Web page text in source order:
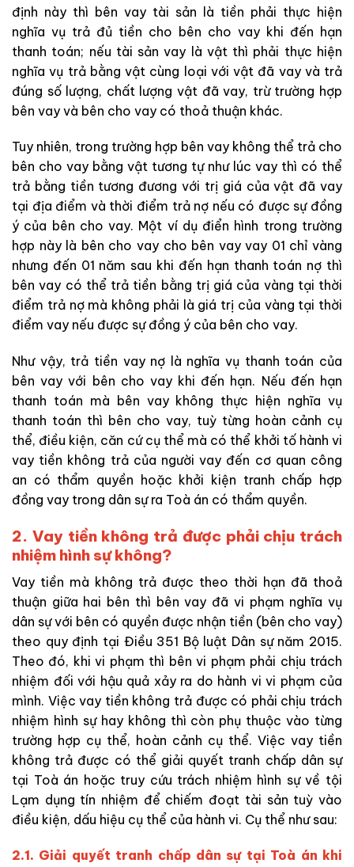
định này thì bên vay tài sản là tiền phải thực hiện
nghĩa vụ trả đủ tiền cho bên cho vay khi đến hạn
thanh toán; nếu tài sản vay là vật thì phải thực hiện
nghĩa vụ trả bằng vật cùng loại với vật đã vay và trả
đúng số lượng, chất lượng vật đã vay, trừ trường hợp
bên vay và bên cho vay có thoả thuận khác.
Tuy nhiên, trong trường hợp bên vay không thể trả cho
bên cho vay bằng vật tương tự như lúc vay thì có thể
trả bằng tiền tương đương với trị giá của vật đã vay
tại địa điểm và thời điểm trả nợ nếu có được sự đồng
ý của bên cho vay. Một ví dụ điển hình trong trường
hợp này là bên cho vay cho bên vay vay 01 chỉ vàng
nhưng đến 01 năm sau khi đến hạn thanh toán nợ thì
bên vay có thể trả tiền bằng trị giá của vàng tại thời
điểm trả nợ mà không phải là giá trị của vàng tại thời
điểm vay nếu được sự đồng ý của bên cho vay.
Như vậy, trả tiền vay nợ là nghĩa vụ thanh toán của
bên vay với bên cho vay khi đến hạn. Nếu đến hạn
thanh toán mà bên vay không thực hiện nghĩa vụ
thanh toán thì bên cho vay, tuỳ từng hoàn cảnh cụ
thể, điều kiện, căn cứ cụ thể mà có thể khởi tố hành vi
vay tiền không trả của người vay đến cơ quan công
an có thẩm quyền hoặc khởi kiện tranh chấp hợp
đồng vay trong dân sự ra Toà án có thẩm quyền.
2. Vay tiền không trả được phải chịu trách
nhiệm hình sự không?
Vay tiền mà không trả được theo thời hạn đã thoả
thuận giữa hai bên thì bên vay đã vi phạm nghĩa vụ
dân sự với bên có quyền được nhận tiền (bên cho vay)
theo quy định tại Điều 351 Bộ luật Dân sự năm 2015.
Theo đó, khi vi phạm thì bên vi phạm phải chịu trách
nhiệm đối với hậu quả xảy ra do hành vi vi phạm của
mình. Việc vay tiền không trả được có phải chịu trách
nhiệm hình sự hay không thì còn phụ thuộc vào từng
trường hợp cụ thể, hoàn cảnh cụ thể. Việc vay tiền
không trả được có thể giải quyết tranh chấp dân sự
tại Toà án hoặc truy cứu trách nhiệm hình sự về tội
Lạm dụng tín nhiệm để chiếm đoạt tài sản tuỳ vào
điều kiện, dấu hiệu cụ thể của hành vi. Cụ thể như sau:
2.1. Giải quyết tranh chấp dân sự tại Toà án khi